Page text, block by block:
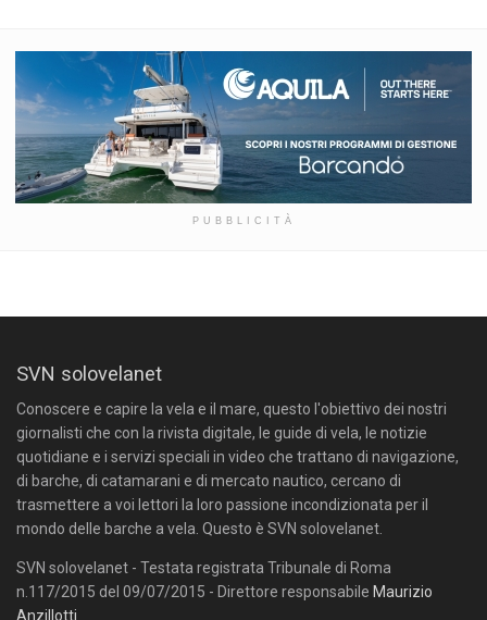
PUBBLICITÀ
SVN solovelanet
Conoscere e capire la vela e il mare, questo l'obiettivo dei nostri
giornalisti che con la rivista digitale, le guide di vela, le notizie
quotidiane e i servizi speciali in video che trattano di navigazione,
di barche, di catamarani e di mercato nautico, cercano di
trasmettere a voi lettori la loro passione incondizionata per il
mondo delle barche a vela. Questo è SVN solovelanet.
SVN solovelanet - Testata registrata Tribunale di Roma
n.117/2015 del 09/07/2015 - Direttore responsabile Maurizio
Anzillotti